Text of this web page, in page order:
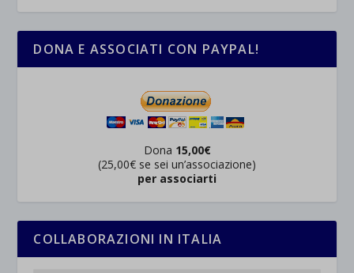
DONA E ASSOCIATI CON PAYPAL!
Dona 15,00€
(25,00€ se sei un’associazione)
per associarti
COLLABORAZIONI IN ITALIA